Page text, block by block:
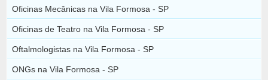
Oficinas Mecânicas na Vila Formosa - SP
Oficinas de Teatro na Vila Formosa - SP
Oftalmologistas na Vila Formosa - SP
ONGs na Vila Formosa - SP